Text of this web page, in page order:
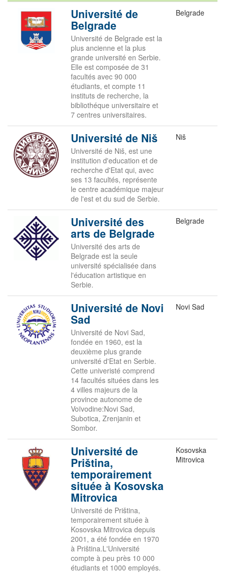
Université de
Belgrade
Université de Belgrade est la
plus ancienne et la plus
grande université en Serbie.
Elle est composée de 31
facultés avec 90 000
étudiants, et compte 11
instituts de recherche, la
bibliothéque universitaire et
7 centres universitaires.
Belgrade
Université de Niš
Université de Niš, est une
institution d'education et de
recherche d'Etat qui, avec
ses 13 facultés, représente
le centre académique majeur
de l'est et du sud de Serbie.
Niš
Université des
arts de Belgrade
Université des arts de
Belgrade est la seule
université spécialisée dans
l'éducation artistique en
Serbie.
Belgrade
Université de Novi
Sad
Université de Novi Sad,
fondée en 1960, est la
deuxième plus grande
université d'Etat en Serbie.
Cette univeristé comprend
14 facultés situées dans les
4 villes majeurs de la
province autonome de
Voïvodine:Novi Sad,
Subotica, Zrenjanin et
Sombor.
Novi Sad
Université de
Priština,
temporairement
située à Kosovska
Mitrovica
Université de Priština,
temporairement située à
Kosovska Mitrovica depuis
2001, a été fondée en 1970
à Priština.L'Université
compte à peu près 10 000
étudiants et 1000 employés.
Kosovska
Mitrovica